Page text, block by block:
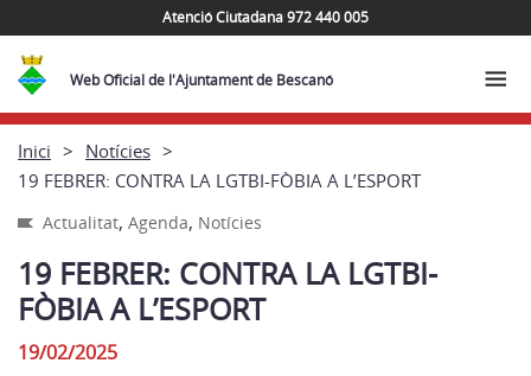
Atenció Ciutadana 972 440 005
Web Oficial de l'Ajuntament de Bescanó
Inici
Notícies
19 FEBRER: CONTRA LA LGTBI-FÒBIA A L’ESPORT
Actualitat, Agenda, Notícies
19 FEBRER: CONTRA LA LGTBI-
FÒBIA A L’ESPORT
19/02/2025